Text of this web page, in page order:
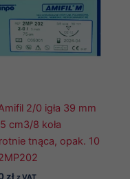
2/0 igła 39 mm
cm3/8 koła
tnąca, opak. 10
zł